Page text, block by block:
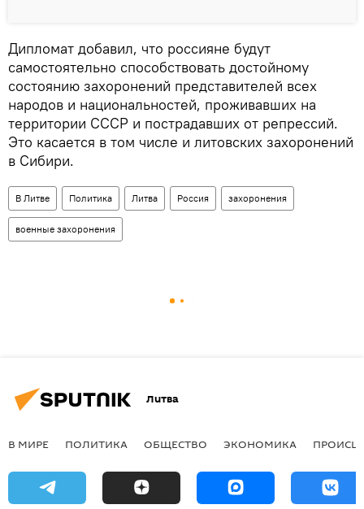
Дипломат добавил, что россияне будут
самостоятельно способствовать достойному
состоянию захоронений представителей всех
народов и национальностей, проживавших на
территории СССР и пострадавших от репрессий.
Это касается в том числе и литовских захоронений
в Сибири.
В Литве Политика Литва Россия захоронения
военные захоронения
Литва
В МИРЕ ПОЛИТИКА ОБЩЕСТВО ЭКОНОМИКА